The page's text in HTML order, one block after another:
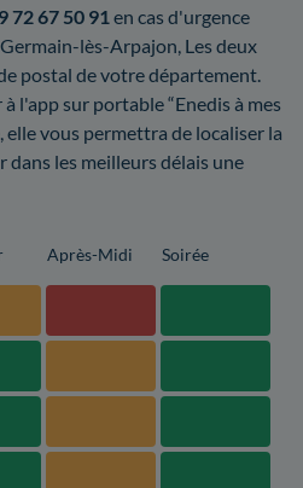
72 67 50 91 en cas d'urgence
lès-Arpajon, Les deux
postal de votre département.
l'app sur portable “Enedis à mes
elle vous permettra de localiser la
les meilleurs délais une
Après-Midi Soirée